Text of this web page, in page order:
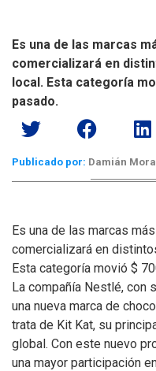
Es una de las marcas
comercializará en
local. Esta categoría
pasado.
Publicado por: Damián
Es una de las marcas
comercializará en
Esta categoría movió $
La compañía Nestlé, con
una nueva marca de
trata de Kit Kat, su
global. Con este nuevo
una mayor participación